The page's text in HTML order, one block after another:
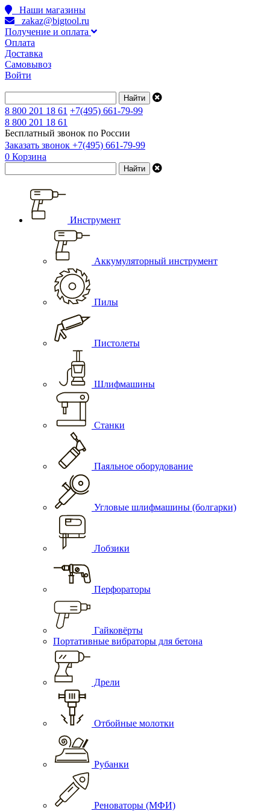
Наши магазины
zakaz@bigtool.ru
Получение и оплата
Оплата
Доставка
Самовывоз
Войти
8 800 201 18 61 +7(495) 661-79-99
8 800 201 18 61
Бесплатный звонок по России
Заказать звонок +7(495) 661-79-99
0 Корзина
Инструмент
Аккумуляторный инструмент
Пилы
Пистолеты
Шлифмашины
Станки
Паяльное оборудование
Угловые шлифмашины (болгарки)
Лобзики
Перфораторы
Гайковёрты
Портативные вибраторы для бетона
Дрели
Отбойные молотки
Рубанки
Реноваторы (МФИ)